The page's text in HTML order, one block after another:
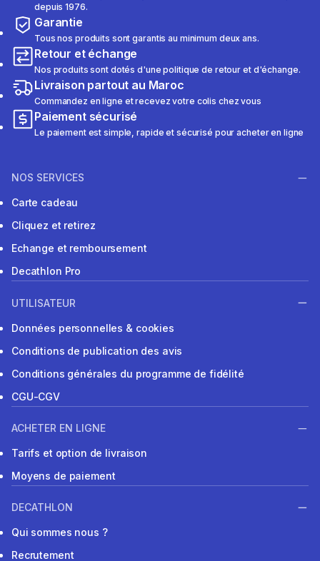
depuis 1976.
Garantie
Tous nos produits sont garantis au minimum deux ans.
Retour et échange
Nos produits sont dotés d'une politique de retour et d'échange.
Livraison partout au Maroc
Commandez en ligne et recevez votre colis chez vous
Paiement sécurisé
Le paiement est simple, rapide et sécurisé pour acheter en ligne
NOS SERVICES
Carte cadeau
Cliquez et retirez
Echange et remboursement
Decathlon Pro
UTILISATEUR
Données personnelles & cookies
Conditions de publication des avis
Conditions générales du programme de fidélité
CGU-CGV
ACHETER EN LIGNE
Tarifs et option de livraison
Moyens de paiement
DECATHLON
Qui sommes nous ?
Recrutement